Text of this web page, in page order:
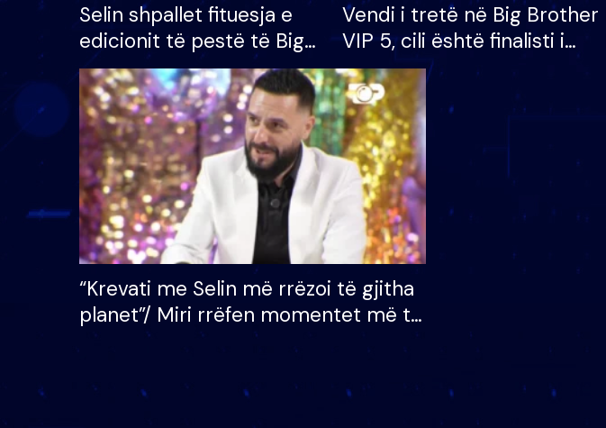
Selin shpallet fituesja e
edicionit të pestë të Big
Brother VIP, rrëmben
çmimin e madh prej 100
mijë eurosh
Vendi i tretë në Big Brother
VIP 5, cili është finalisti i
radhës që lë shtëpinë
“Krevati me Selin më rrëzoi të gjitha
planet”/ Miri rrëfen momentet më të
bukura në shtëpinë e BB VIP: Do më